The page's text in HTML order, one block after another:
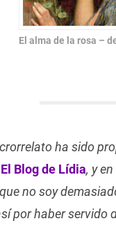
El alma de la rosa –
ha sido
El Blog de Lídia, y
no soy
por haber servido